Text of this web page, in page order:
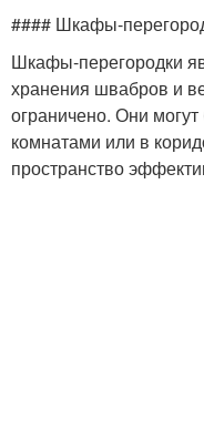
#### Шкафы-
Шкафы-перегородки
хранения швабров и
ограничено. Они
комнатами или в
пространство